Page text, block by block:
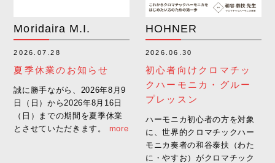
Moridaira M.I.
2026.07.28
夏季休業のお知らせ
誠に勝手ながら、2026年8月9
日（日）から2026年8月16日
（日）までの期間を夏季休業
とさせていただきます。
more
HOHNER
2026.06.30
初心者向けクロマチッ
クハーモニカ・グルー
プレッスン
ハーモニカ初心者の方を対象
に、世界的クロマチックハー
モニカ奏者の和谷泰扶（わた
に・やすお）がクロマチック